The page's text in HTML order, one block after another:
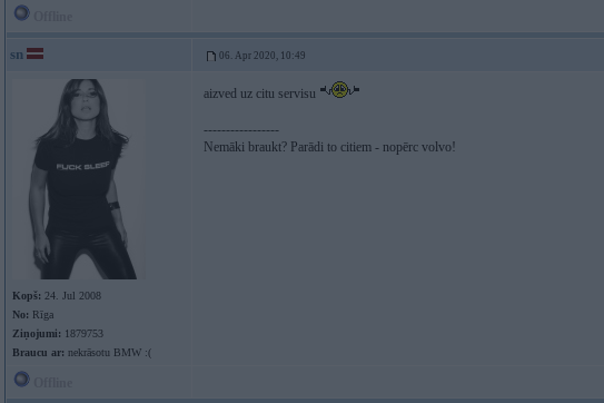
sn 06. Apr 2020, 10:49
Kopš: 24. Jul 2008
No: Rīga
Ziņojumi: 1879753
Braucu ar: nekrāsotu BMW :(
aizved uz citu servisu
-----------------
Nemāki braukt? Parādi to citiem - nopērc volvo!